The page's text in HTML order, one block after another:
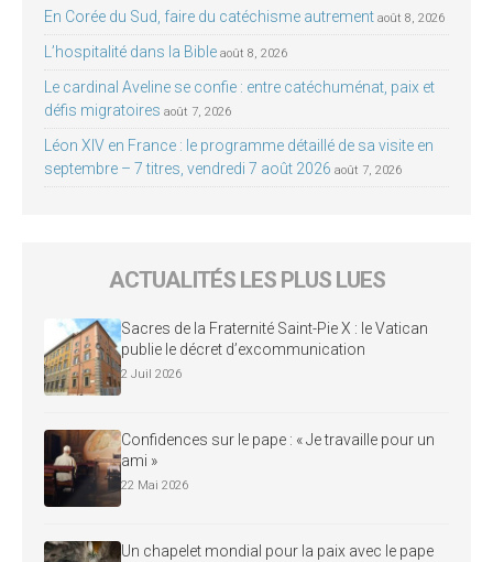
En Corée du Sud, faire du catéchisme autrement août 8, 2026
L’hospitalité dans la Bible août 8, 2026
Le cardinal Aveline se confie : entre catéchuménat, paix et
défis migratoires août 7, 2026
Léon XIV en France : le programme détaillé de sa visite en
septembre – 7 titres, vendredi 7 août 2026 août 7, 2026
ACTUALITÉS LES PLUS LUES
Sacres de la Fraternité Saint-Pie X : le Vatican
publie le décret d’excommunication
2 Juil 2026
Confidences sur le pape : « Je travaille pour un
ami »
22 Mai 2026
Un chapelet mondial pour la paix avec le pape